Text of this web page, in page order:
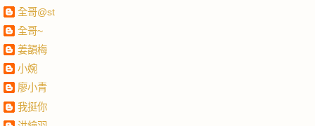
全哥@st
全哥~
姜韻梅
小婉
廖小青
我挺你